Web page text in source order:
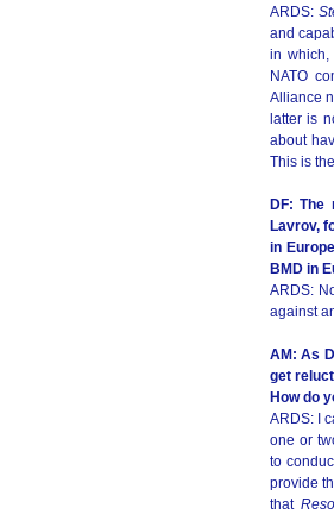
ARDS:
and
in which,
NATO
Alliance
latter is
about
This is
DF: The
Lavrov,
in
BMD in
ARDS:
against
AM: As
get
How do
ARDS: I
one or
to
provide
that